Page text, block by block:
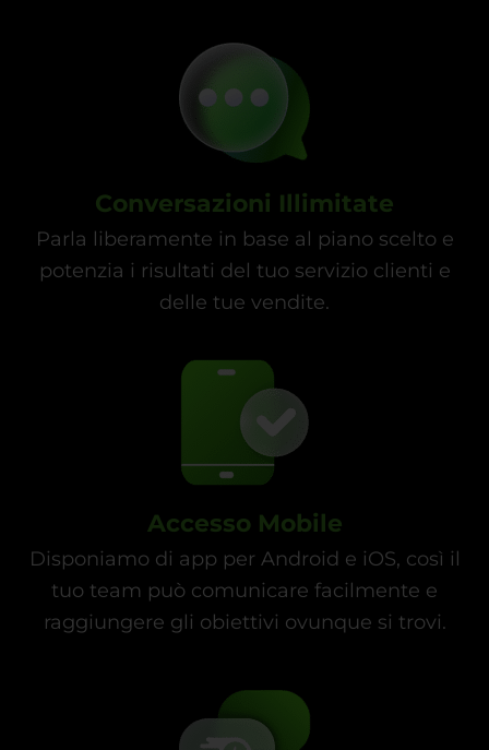
Conversazioni Illimitate
Parla liberamente in base al piano scelto e
potenzia i risultati del tuo servizio clienti e
delle tue vendite.
Accesso Mobile
Disponiamo di app per Android e iOS, così il
tuo team può comunicare facilmente e
raggiungere gli obiettivi ovunque si trovi.